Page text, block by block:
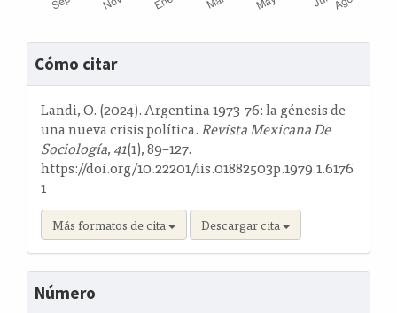
Detalles
del
artículo
Cómo citar
Landi, O. (2024). Argentina 1973-76: la génesis de
una nueva crisis política.Revista Mexicana De
Sociología,41(1), 89–127.
https://doi.org/10.22201/iis.01882503p.1979.1.6176
1
Más formatos de cita Descargar cita
Número